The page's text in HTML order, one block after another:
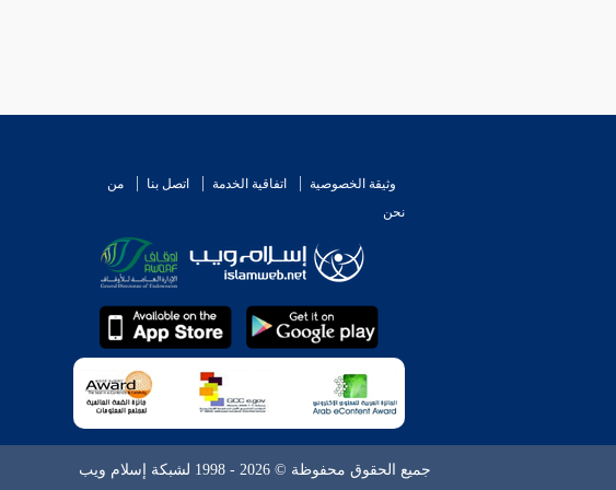
وثيقة الخصوصية اتفاقية الخدمة اتصل بنا
من
نحن
جميع الحقوق محفوظة © 2026 - 1998 لشبكة إسلام ويب